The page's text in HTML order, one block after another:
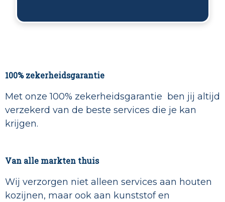
100% zekerheidsgarantie
Met onze 100% zekerheidsgarantie ben jij altijd
verzekerd van de beste services die je kan
krijgen.
Van alle markten thuis
Wij verzorgen niet alleen services aan houten
kozijnen, maar ook aan kunststof en